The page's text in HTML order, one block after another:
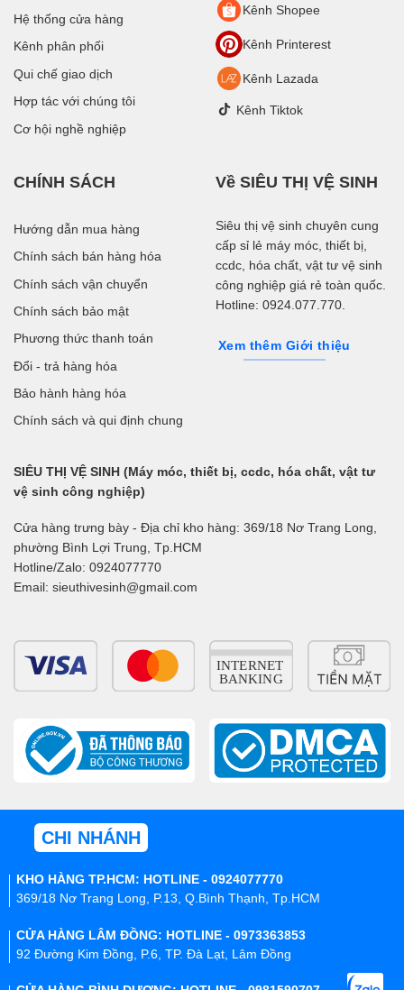
Hệ thống cửa hàng
Kênh phân phối
Qui chế giao dịch
Hợp tác với chúng tôi
Cơ hội nghề nghiệp
Kênh Shopee
Kênh Printerest
Kênh Lazada
Kênh Tiktok
CHÍNH SÁCH
Hướng dẫn mua hàng
Chính sách bán hàng hóa
Chính sách vận chuyển
Chính sách bảo mật
Phương thức thanh toán
Đổi - trả hàng hóa
Bảo hành hàng hóa
Chính sách và qui định chung
Về SIÊU THỊ VỆ SINH
Siêu thị vệ sinh chuyên cung
cấp sỉ lẻ máy móc, thiết bị,
ccdc, hóa chất, vật tư vệ sinh
công nghiệp giá rẻ toàn quốc.
Hotline: 0924.077.770.
Xem thêm Giới thiệu
SIÊU THỊ VỆ SINH (Máy móc, thiết bị, ccdc, hóa chất, vật tư
vệ sinh công nghiệp)
Cửa hàng trưng bày - Địa chỉ kho hàng: 369/18 Nơ Trang Long,
phường Bình Lợi Trung, Tp.HCM
Hotline/Zalo: 0924077770
Email: sieuthivesinh@gmail.com
CHI NHÁNH
KHO HÀNG TP.HCM: HOTLINE - 0924077770
369/18 Nơ Trang Long, P.13, Q.Bình Thạnh, Tp.HCM
CỬA HÀNG LÂM ĐỒNG: HOTLINE - 0973363853
92 Đường Kim Đồng, P.6, TP. Đà Lạt, Lâm Đồng